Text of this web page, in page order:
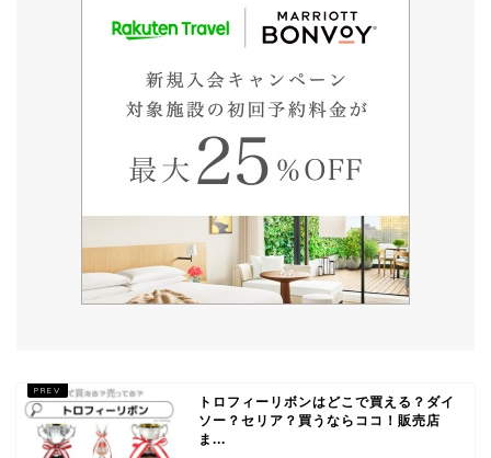
トロフィーリボンはどこで買える？ダイ
ソー？セリア？買うならココ！販売店
ま...